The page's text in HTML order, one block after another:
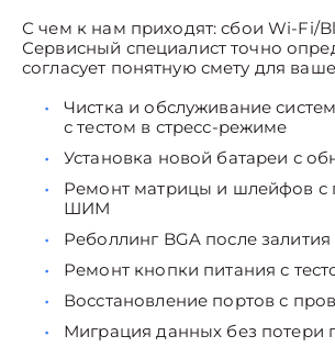
С чем к нам приходят: сбои Wi-Fi/
Сервисный специалист точно
согласует понятную смету для
Чистка и обслуживание
с тестом в стресс-режиме
Установка новой батареи с
Ремонт матрицы и шлейфов с
ШИМ
Реболлинг BGA после залития
Ремонт кнопки питания с
Восстановление портов с
Миграция данных без потери